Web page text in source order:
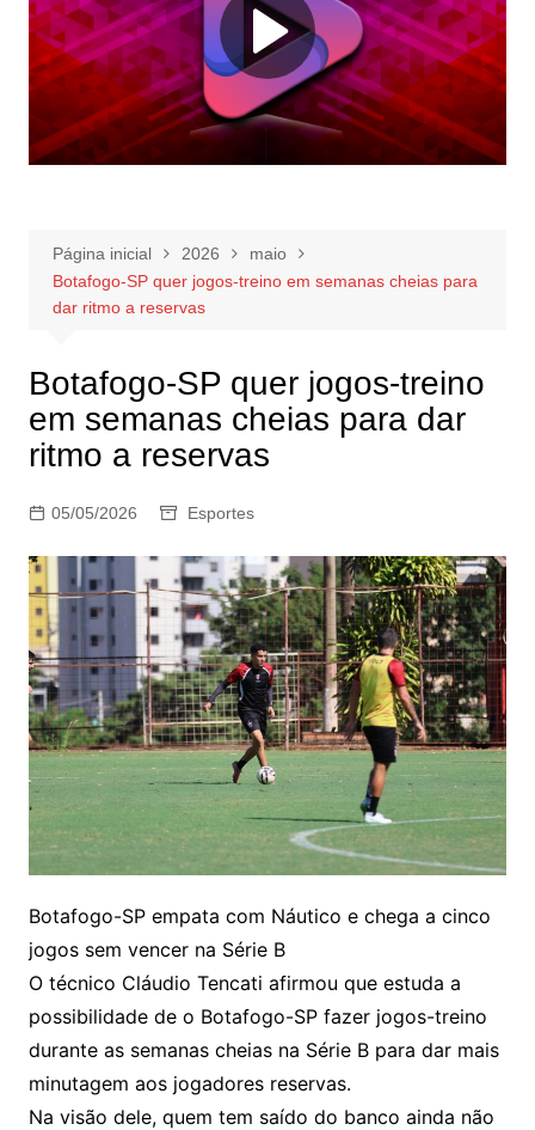
Página inicial 2026
maio
Botafogo-SP quer jogos-treino em semanas cheias para
dar ritmo a reservas
Botafogo-SP quer jogos-treino
em semanas cheias para dar
ritmo a reservas
05/05/2026 Esportes
Botafogo-SP empata com Náutico e chega a cinco
jogos sem vencer na Série B
O técnico Cláudio Tencati afirmou que estuda a
possibilidade de o Botafogo-SP fazer jogos-treino
durante as semanas cheias na Série B para dar mais
minutagem aos jogadores reservas.
Na visão dele, quem tem saído do banco ainda não